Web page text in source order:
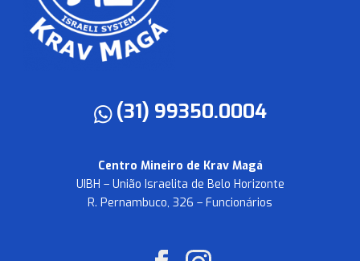
(31) 99350.0004
Centro Mineiro de Krav Magá
UIBH – União Israelita de Belo Horizonte
R. Pernambuco, 326 – Funcionários